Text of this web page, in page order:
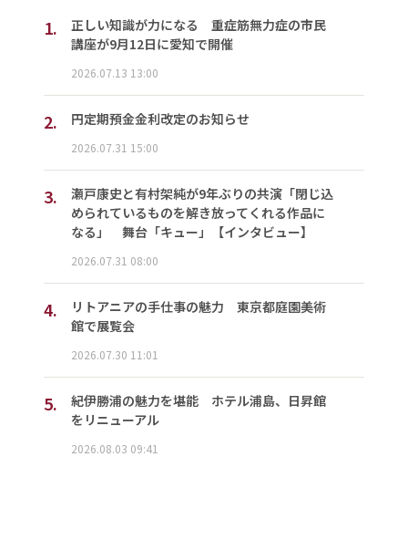
1.
正しい知識が力になる 重症筋無力症の市民
講座が9月12日に愛知で開催
2026.07.13 13:00
2. 円定期預金金利改定のお知らせ
2026.07.31 15:00
3.
瀬戸康史と有村架純が9年ぶりの共演「閉じ込
められているものを解き放ってくれる作品に
なる」 舞台「キュー」【インタビュー】
2026.07.31 08:00
4.
リトアニアの手仕事の魅力 東京都庭園美術
館で展覧会
2026.07.30 11:01
5.
紀伊勝浦の魅力を堪能 ホテル浦島、日昇館
をリニューアル
2026.08.03 09:41